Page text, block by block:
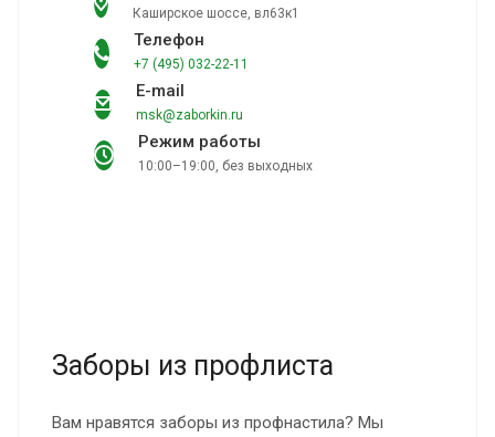
Каширское шоссе, вл63к1
Телефон
+7 (495) 032-22-11
E-mail
msk@zaborkin.ru
Режим работы
10:00–19:00, без выходных
Заборы из профлиста
Вам нравятся заборы из профнастила? Мы